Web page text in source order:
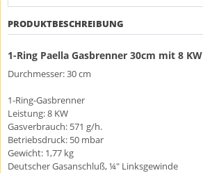
PRODUKTBESCHREIBUNG
1-Ring Paella Gasbrenner 30cm mit 8 KW
Durchmesser: 30 cm
1-Ring-Gasbrenner
Leistung: 8 KW
Gasverbrauch: 571 g/h.
Betriebsdruck: 50 mbar
Gewicht: 1,77 kg
Deutscher Gasanschluß, ¼" Linksgewinde